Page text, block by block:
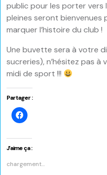
public pour les porter vers
pleines seront
marquer l’histoire du club !
Une buvette sera à votre
sucreries), n’hésitez pas à
midi de sport !!!
Partager :
Cliquez
pour
Facebook(ouvre
dans
une
fenêtre)
J’aime ça :
chargement…